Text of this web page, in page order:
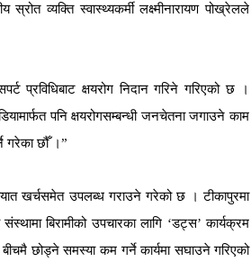
स्रोत व्यक्ति स्वास्थ्यकर्मी लक्ष्मीनारायण पोख्रेलले
प्रविधिबाट क्षयरोग निदान गरिने गरिएको छ
।
पनि क्षयरोगसम्बन्धी जनचेतना जगाउने काम
गरेका छौँ ।”
खर्चसमेत उपलब्ध गराउने गरेको छ । टीकापुरमा
संस्थामा बिरामीको उपचारका लागि ‘डट्स’कार्यक्रम
बीचमै छोड्ने समस्या कम गर्ने कार्यमा सघाउने गरिएको